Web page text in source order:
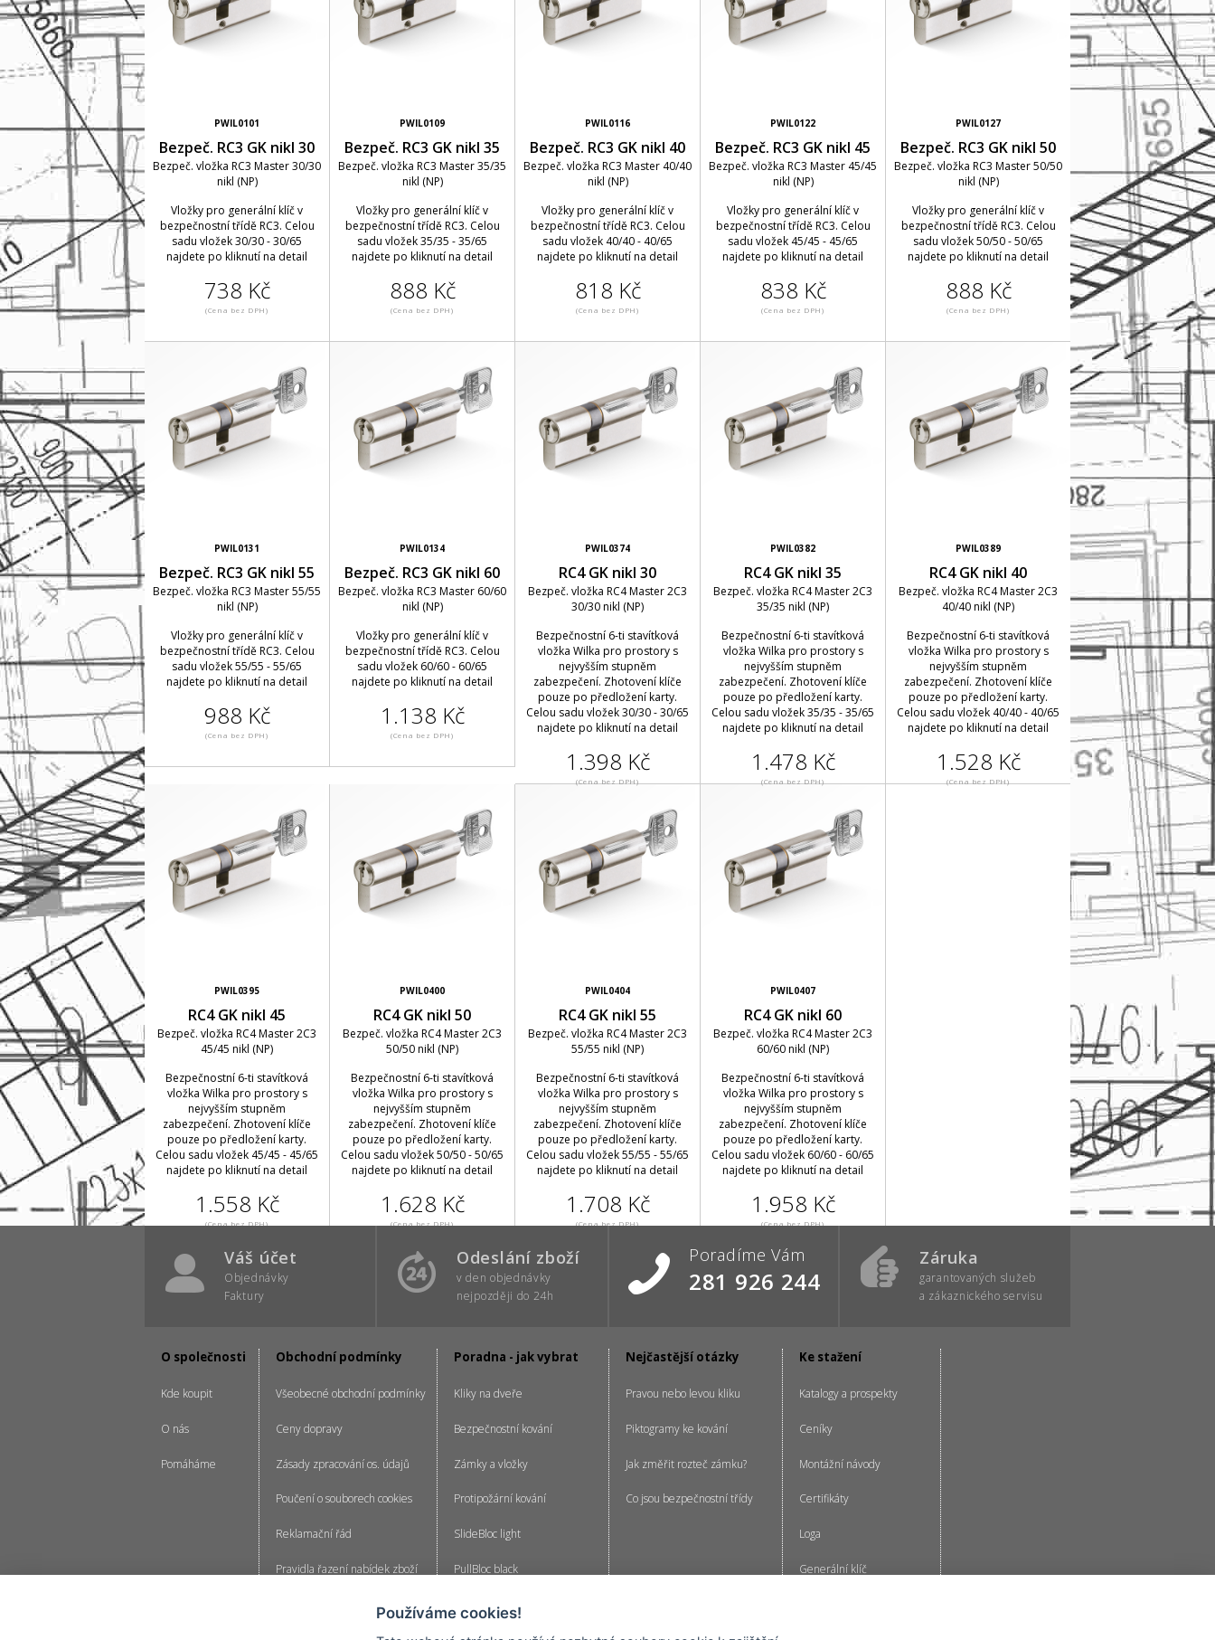
PWIL0101
Bezpeč. RC3 GK nikl 30
Bezpeč. vložka RC3 Master 30/30
nikl (NP)
Vložky pro generální klíč v
bezpečnostní třídě RC3. Celou
sadu vložek 30/30 - 30/65
najdete po kliknutí na detail
738 Kč
(Cena bez DPH)
PWIL0109
Bezpeč. RC3 GK nikl 35
Bezpeč. vložka RC3 Master 35/35
nikl (NP)
Vložky pro generální klíč v
bezpečnostní třídě RC3. Celou
sadu vložek 35/35 - 35/65
najdete po kliknutí na detail
888 Kč
(Cena bez DPH)
PWIL0116
Bezpeč. RC3 GK nikl 40
Bezpeč. vložka RC3 Master 40/40
nikl (NP)
Vložky pro generální klíč v
bezpečnostní třídě RC3. Celou
sadu vložek 40/40 - 40/65
najdete po kliknutí na detail
818 Kč
(Cena bez DPH)
PWIL0122
Bezpeč. RC3 GK nikl 45
Bezpeč. vložka RC3 Master 45/45
nikl (NP)
Vložky pro generální klíč v
bezpečnostní třídě RC3. Celou
sadu vložek 45/45 - 45/65
najdete po kliknutí na detail
838 Kč
(Cena bez DPH)
PWIL0127
Bezpeč. RC3 GK nikl 50
Bezpeč. vložka RC3 Master 50/50
nikl (NP)
Vložky pro generální klíč v
bezpečnostní třídě RC3. Celou
sadu vložek 50/50 - 50/65
najdete po kliknutí na detail
888 Kč
(Cena bez DPH)
PWIL0131
Bezpeč. RC3 GK nikl 55
Bezpeč. vložka RC3 Master 55/55
nikl (NP)
Vložky pro generální klíč v
bezpečnostní třídě RC3. Celou
sadu vložek 55/55 - 55/65
najdete po kliknutí na detail
988 Kč
(Cena bez DPH)
PWIL0134
Bezpeč. RC3 GK nikl 60
Bezpeč. vložka RC3 Master 60/60
nikl (NP)
Vložky pro generální klíč v
bezpečnostní třídě RC3. Celou
sadu vložek 60/60 - 60/65
najdete po kliknutí na detail
1.138 Kč
(Cena bez DPH)
PWIL0374
RC4 GK nikl 30
Bezpeč. vložka RC4 Master 2C3
30/30 nikl (NP)
Bezpečnostní 6-ti stavítková
vložka Wilka pro prostory s
nejvyšším stupněm
zabezpečení. Zhotovení klíče
pouze po předložení karty.
Celou sadu vložek 30/30 - 30/65
najdete po kliknutí na detail
1.398 Kč
(Cena bez DPH)
PWIL0382
RC4 GK nikl 35
Bezpeč. vložka RC4 Master 2C3
35/35 nikl (NP)
Bezpečnostní 6-ti stavítková
vložka Wilka pro prostory s
nejvyšším stupněm
zabezpečení. Zhotovení klíče
pouze po předložení karty.
Celou sadu vložek 35/35 - 35/65
najdete po kliknutí na detail
1.478 Kč
(Cena bez DPH)
PWIL0389
RC4 GK nikl 40
Bezpeč. vložka RC4 Master 2C3
40/40 nikl (NP)
Bezpečnostní 6-ti stavítková
vložka Wilka pro prostory s
nejvyšším stupněm
zabezpečení. Zhotovení klíče
pouze po předložení karty.
Celou sadu vložek 40/40 - 40/65
najdete po kliknutí na detail
1.528 Kč
(Cena bez DPH)
PWIL0395
RC4 GK nikl 45
Bezpeč. vložka RC4 Master 2C3
45/45 nikl (NP)
Bezpečnostní 6-ti stavítková
vložka Wilka pro prostory s
nejvyšším stupněm
zabezpečení. Zhotovení klíče
pouze po předložení karty.
Celou sadu vložek 45/45 - 45/65
najdete po kliknutí na detail
1.558 Kč
(Cena bez DPH)
PWIL0400
RC4 GK nikl 50
Bezpeč. vložka RC4 Master 2C3
50/50 nikl (NP)
Bezpečnostní 6-ti stavítková
vložka Wilka pro prostory s
nejvyšším stupněm
zabezpečení. Zhotovení klíče
pouze po předložení karty.
Celou sadu vložek 50/50 - 50/65
najdete po kliknutí na detail
1.628 Kč
(Cena bez DPH)
PWIL0404
RC4 GK nikl 55
Bezpeč. vložka RC4 Master 2C3
55/55 nikl (NP)
Bezpečnostní 6-ti stavítková
vložka Wilka pro prostory s
nejvyšším stupněm
zabezpečení. Zhotovení klíče
pouze po předložení karty.
Celou sadu vložek 55/55 - 55/65
najdete po kliknutí na detail
1.708 Kč
(Cena bez DPH)
PWIL0407
RC4 GK nikl 60
Bezpeč. vložka RC4 Master 2C3
60/60 nikl (NP)
Bezpečnostní 6-ti stavítková
vložka Wilka pro prostory s
nejvyšším stupněm
zabezpečení. Zhotovení klíče
pouze po předložení karty.
Celou sadu vložek 60/60 - 60/65
najdete po kliknutí na detail
1.958 Kč
(Cena bez DPH)
Váš účet
Objednávky
Faktury
Odeslání zboží
v den objednávky
nejpozději do 24h
Poradíme Vám
281 926 244
Záruka
garantovaných služeb
a zákaznického servisu
O společnosti
Kde koupit
O nás
Pomáháme
Obchodní podmínky
Všeobecné obchodní podmínky
Ceny dopravy
Zásady zpracování os. údajů
Poučení o souborech cookies
Reklamační řád
Pravidla řazení nabídek zboží
Pravidla pro zpracování recenzí
Poradna - jak vybrat
Kliky na dveře
Bezpečnostní kování
Zámky a vložky
Protipožární kování
SlideBloc light
PullBloc black
Kliky EasyClick
Nejčastější otázky
Pravou nebo levou kliku
Piktogramy ke kování
Jak změřit rozteč zámku?
Co jsou bezpečnostní třídy
Ke stažení
Katalogy a prospekty
Ceníky
Montážní návody
Certifikáty
Loga
Generální klíč
Používáme cookies!